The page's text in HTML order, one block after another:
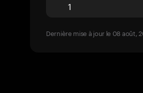
Dernière mise à jour le 08 août,